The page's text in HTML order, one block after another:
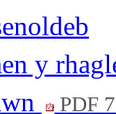
y
PDF